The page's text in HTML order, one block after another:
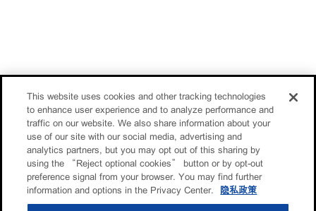
This website uses cookies and other tracking technologies
to enhance user experience and to analyze performance and
traffic on our website. We also share information about your
use of our site with our social media, advertising and
analytics partners, but you may opt out of this sharing by
using the “Reject optional cookies” button or by opt-out
preference signal from your browser. You may find further
information and options in the Privacy Center.
隐私政策